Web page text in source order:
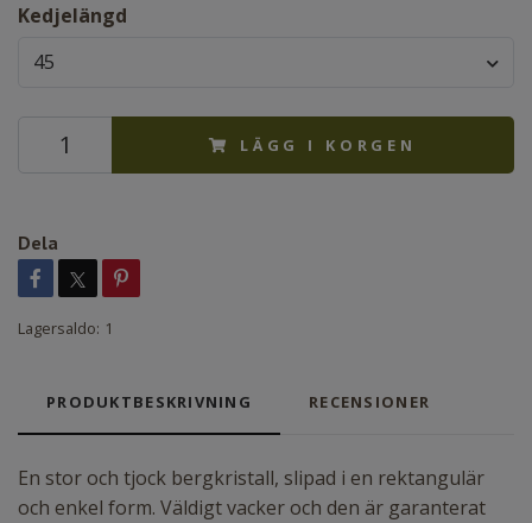
Kedjelängd
45
LÄGG I KORGEN
Dela
Lagersaldo: 1
PRODUKTBESKRIVNING RECENSIONER
En stor och tjock bergkristall, slipad i en rektangulär
och enkel form. Väldigt vacker och den är garanterat